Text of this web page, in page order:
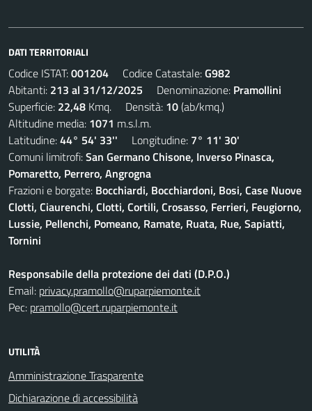
DATI TERRITORIALI
Codice ISTAT:001204 Codice Catastale:G982
Abitanti: 213 al 31/12/2025 Denominazione: Pramollini
Superficie: 22,48 Kmq. Densità: 10(ab/kmq.)
Altitudine media: 1071 m.s.l.m.
Latitudine:44° 54' 33'' Longitudine: 7° 11' 30'
Comuni limitrofi:San Germano Chisone, Inverso Pinasca,
Pomaretto, Perrero, Angrogna
Frazioni e borgate: Bocchiardi, Bocchiardoni, Bosi, Case Nuove
Clotti, Ciaurenchi, Clotti, Cortili, Crosasso, Ferrieri, Feugiorno,
Lussie, Pellenchi, Pomeano, Ramate, Ruata, Rue, Sapiatti,
Tornini
Responsabile della protezione dei dati (D.P.O.)
Email: privacy.pramollo@ruparpiemonte.it
Pec: pramollo@cert.ruparpiemonte.it
UTILITÀ
Amministrazione Trasparente
Dichiarazione di accessibilità